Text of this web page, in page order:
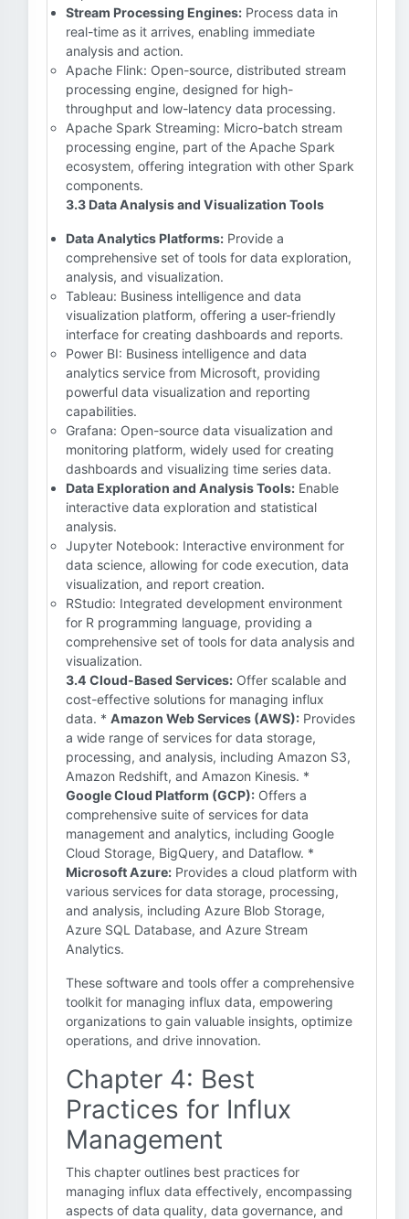
Stream Processing Engines: Process data in
real-time as it arrives, enabling immediate
analysis and action.
Apache Flink: Open-source, distributed stream
processing engine, designed for high-
throughput and low-latency data processing.
Apache Spark Streaming: Micro-batch stream
processing engine, part of the Apache Spark
ecosystem, offering integration with other Spark
components.
3.3 Data Analysis and Visualization Tools
Data Analytics Platforms: Provide a
comprehensive set of tools for data exploration,
analysis, and visualization.
Tableau: Business intelligence and data
visualization platform, offering a user-friendly
interface for creating dashboards and reports.
Power BI: Business intelligence and data
analytics service from Microsoft, providing
powerful data visualization and reporting
capabilities.
Grafana: Open-source data visualization and
monitoring platform, widely used for creating
dashboards and visualizing time series data.
Data Exploration and Analysis Tools: Enable
interactive data exploration and statistical
analysis.
Jupyter Notebook: Interactive environment for
data science, allowing for code execution, data
visualization, and report creation.
RStudio: Integrated development environment
for R programming language, providing a
comprehensive set of tools for data analysis and
visualization.
3.4 Cloud-Based Services: Offer scalable and
cost-effective solutions for managing influx
data. * Amazon Web Services (AWS): Provides
a wide range of services for data storage,
processing, and analysis, including Amazon S3,
Amazon Redshift, and Amazon Kinesis. *
Google Cloud Platform (GCP): Offers a
comprehensive suite of services for data
management and analytics, including Google
Cloud Storage, BigQuery, and Dataflow. *
Microsoft Azure: Provides a cloud platform with
various services for data storage, processing,
and analysis, including Azure Blob Storage,
Azure SQL Database, and Azure Stream
Analytics.
These software and tools offer a comprehensive
toolkit for managing influx data, empowering
organizations to gain valuable insights, optimize
operations, and drive innovation.
Chapter 4: Best
Practices for Influx
Management
This chapter outlines best practices for
managing influx data effectively, encompassing
aspects of data quality, data governance, and